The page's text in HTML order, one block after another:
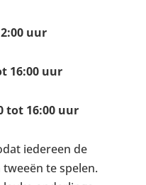
uur
16:00 uur
tot 16:00 uur
iedereen de
te spelen.